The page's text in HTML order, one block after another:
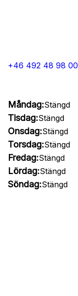
+46 492 48 98 00
Måndag:Stängd
Tisdag:Stängd
Onsdag:Stängd
Torsdag:Stängd
Fredag:Stängd
Lördag:Stängd
Söndag:Stängd